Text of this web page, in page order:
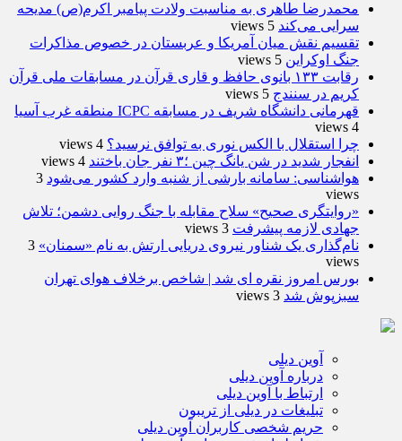
محمدرضا طاهری به مناسبت ولادت پیامبر اکرم(ص) مدیحه
سرایی می‌کند 5 views
تقسیم نقش میان آمریکا و عربستان در خصوص مذاکرات
جنگ اوکراین 5 views
رقابت ۱۳۳ بانوی حافظ و قاری قرآن در مسابقات ملی قرآن
کریم در سنندج 5 views
قهرمانی دانشگاه شریف در مسابقه ICPC منطقه غرب آسیا
4 views
چرا استقلال با الکس نوری به توافق نرسید؟ 4 views
انفجار شدید در شن یانگ چین ؛۳ نفر جان باختند
4 views
هواشناسی: سامانه بارشی از شنبه وارد کشور می‌شود 3
views
«روایتگری صحیح» سلاح مقابله با جنگ روایی دشمن؛ تلاش
جهادی لازمه پیشرفت 3 views
نام‌گذاری یک شناور نیروی دریایی ارتش به نام «سمنان» 3
views
بورس امروز نقره ای شد | شاخص برخلاف هوای تهران
سبزپوش شد 3 views
آوین دیلی
درباره آوین دیلی
ارتباط با آوین دیلی
تبلیغات در دیلی از تریبون
حریم شخصی کاربران آوین دیلی